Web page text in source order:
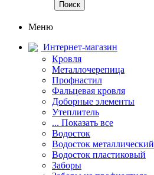
Меню
Интернет-магазин
Кровля
Металлочерепица
Профнастил
Фальцевая кровля
Доборные элементы
Утеплитель
... Показать все
Водосток
Водосток металлический
Водосток пластиковый
Заборы